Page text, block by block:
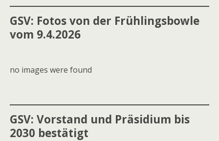
GSV: Fotos von der Frühlingsbowle
vom 9.4.2026
no images were found
GSV: Vorstand und Präsidium bis
2030 bestätigt